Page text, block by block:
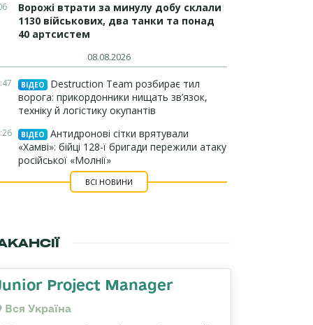
Ворожі втрати за минулу добу склали
1130 військових, два танки та понад
40 артсистем
08.08.2026
ВІДЕО
Destruction Team розбирає тил
ворога: прикордонники нищать зв’язок,
техніку й логістику окупантів
ВІДЕО
Антидронові сітки врятували
«Хамві»: бійці 128-ї бригади пережили атаку
російської «Молнії»
ВСІ НОВИНИ
Project Manager
Вся Україна